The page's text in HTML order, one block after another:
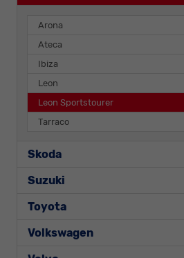
Arona
Ateca
Ibiza
Leon
Leon Sportstourer
Tarraco
Skoda
Suzuki
Toyota
Volkswagen